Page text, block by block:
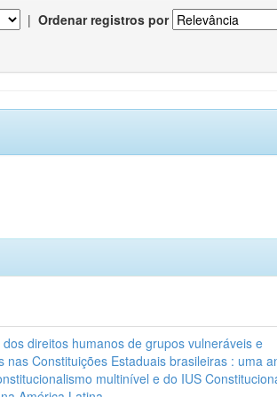
| Ordenar registros por
direitos humanos de grupos vulneráveis e
nas Constituições Estaduais brasileiras : uma
multinível e do IUS